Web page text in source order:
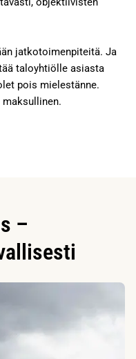
jatkotoimenpiteitä. Ja
taloyhtiölle asiasta
pois mielestänne.
–